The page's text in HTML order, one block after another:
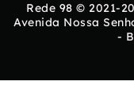
Rede 98 © 2021-
Avenida Nossa
-